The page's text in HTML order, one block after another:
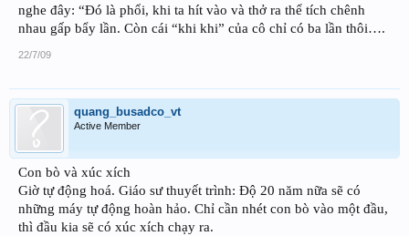
nghe đây: “Đó là phổi, khi ta hít vào và thở ra thể tích chênh
nhau gấp bẩy lần. Còn cái “khi khi” của cô chỉ có ba lần thôi….
22/7/09
quang_busadco_vt
Active Member
Con bò và xúc xích
Giờ tự động hoá. Giáo sư thuyết trình: Độ 20 năm nữa sẽ có
những máy tự động hoàn hảo. Chỉ cần nhét con bò vào một đầu,
thì đầu kia sẽ có xúc xích chạy ra.